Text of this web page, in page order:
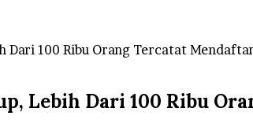
Dari 100 Ribu Orang Tercatat Mendaftar
Lebih Dari 100 Ribu